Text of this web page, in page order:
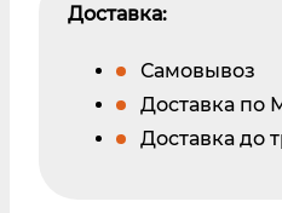
Доставка:
Самовывоз
Доставка по
Доставка до